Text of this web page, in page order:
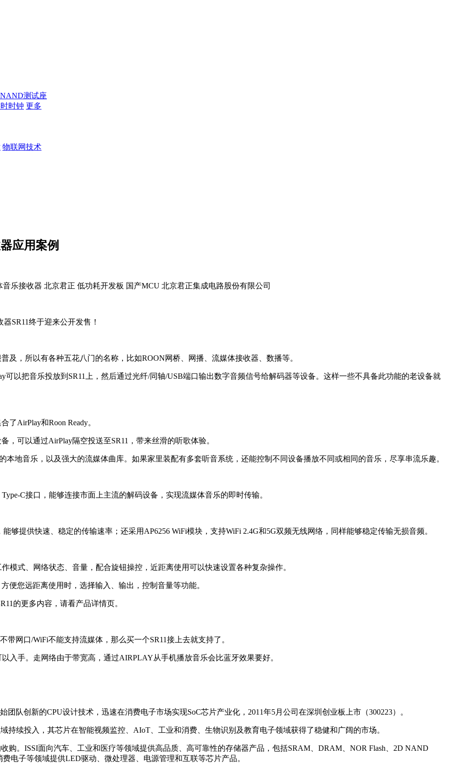
测试座
时钟 更多
物联网技术
应用案例
SR11终于迎来公开发售！
，所以有各种五花八门的名称，比如ROON网桥、网播、流媒体接收器、数播等。
以把音乐投放到SR11上，然后通过光纤/同轴/USB端口输出数字音频信号给解码器等设备。这样一些不具备此功能的老设备就
AirPlay和Roon Ready。
可以通过AirPlay隔空投送至SR11，带来丝滑的听歌体验。
地音乐，以及强大的流媒体曲库。如果家里装配有多套听音系统，还能控制不同设备播放不同或相同的音乐，尽享串流乐趣。
C接口，能够连接市面上主流的解码设备，实现流媒体音乐的即时传输。
提供快速、稳定的传输速率；还采用AP6256 WiFi模块，支持WiFi 2.4G和5G双频无线网络，同样能够稳定传输无损音频。
式、网络状态、音量，配合旋钮操控，近距离使用可以快速设置各种复杂操作。
您远距离使用时，选择输入、输出，控制音量等功能。
的更多内容，请看产品详情页。
口/WiFi不能支持流媒体，那么买一个SR11接上去就支持了。
入手。走网络由于带宽高，通过AIRPLAY从手机播放音乐会比蓝牙效果要好。
创新的CPU设计技术，迅速在消费电子市场实现SoC芯片产业化，2011年5月公司在深圳创业板上市（300223）。
续投入，其芯片在智能视频监控、AIoT、工业和消费、生物识别及教育电子领域获得了稳健和广阔的市场。
。ISSI面向汽车、工业和医疗等领域提供高品质、高可靠性的存储器产品，包括SRAM、DRAM、NOR Flash、2D NAND
电子等领域提供LED驱动、微处理器、电源管理和互联等芯片产品。